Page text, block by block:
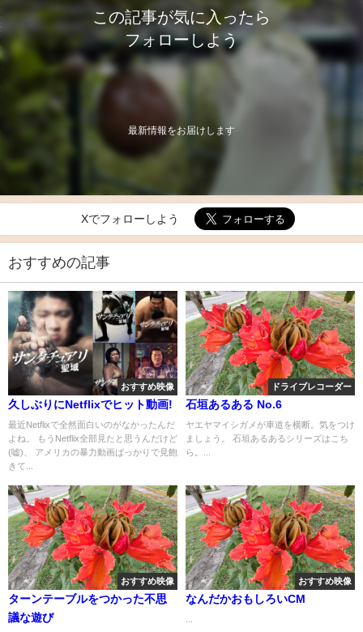
この記事が気に入ったら
フォローしよう
最新情報をお届けします
Xでフォローしよう
おすすめの記事
おすすめ映像
久しぶりにNetflixでヒット動画!
最近Netflixで全然面白いのがなかったんだ
よね。 もうNetflix全部見たと思うんだけど
(嘘)、 アメリカの暴力動画ばっかりで見飽
きて...
ドライブレコーダー
石垣あるある No.6
ヤエヤマイシガメが車道を横断。気をつけ
ましょう。 石垣あるあるシリーズはこち
ら。...
おすすめ映像
ターンテーブルをつかった不思
議な遊び
おすすめ映像
なんだかおもしろいCM